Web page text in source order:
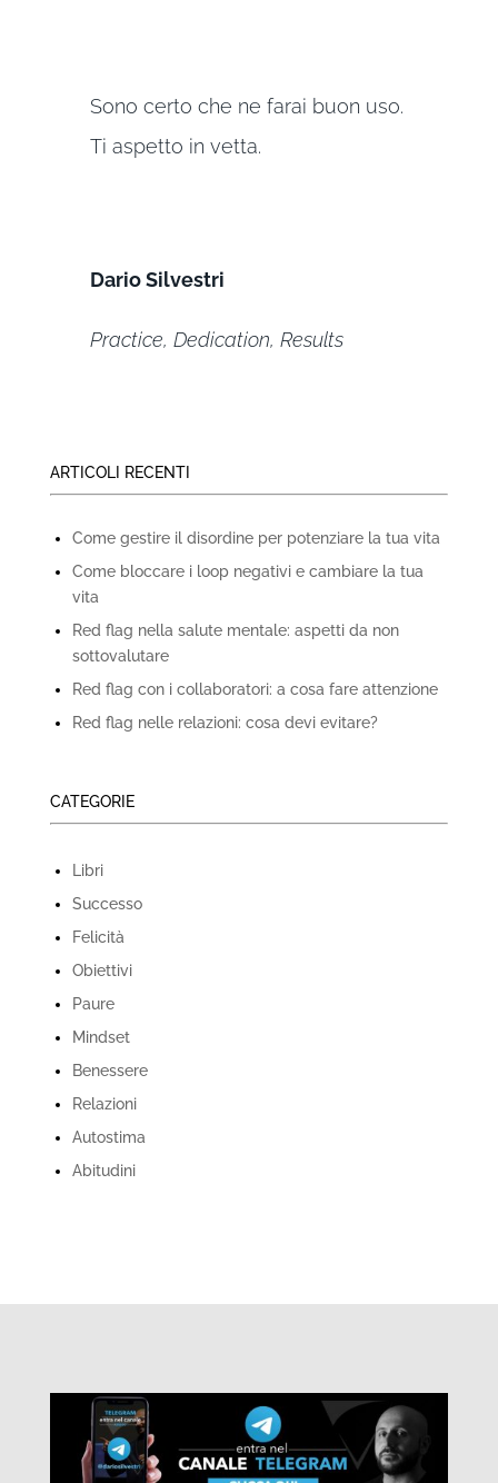
Sono certo che ne farai buon uso.
Ti aspetto in vetta.
Dario Silvestri
Practice, Dedication, Results
ARTICOLI RECENTI
Come gestire il disordine per potenziare la tua vita
Come bloccare i loop negativi e cambiare la tua
vita
Red flag nella salute mentale: aspetti da non
sottovalutare
Red flag con i collaboratori: a cosa fare attenzione
Red flag nelle relazioni: cosa devi evitare?
CATEGORIE
Libri
Successo
Felicità
Obiettivi
Paure
Mindset
Benessere
Relazioni
Autostima
Abitudini